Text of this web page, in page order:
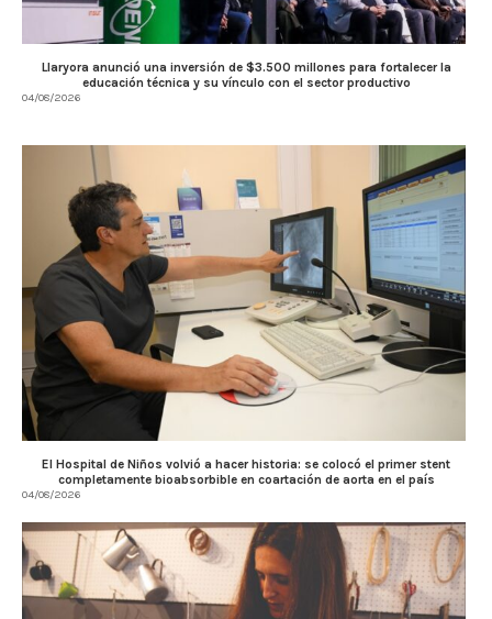
Llaryora anunció una inversión de $3.500 millones para fortalecer la
educación técnica y su vínculo con el sector productivo
04/08/2026
El Hospital de Niños volvió a hacer historia: se colocó el primer stent
completamente bioabsorbible en coartación de aorta en el país
04/08/2026